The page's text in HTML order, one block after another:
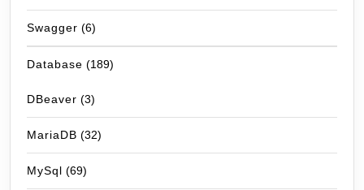
Swagger (6)
Database (189)
DBeaver (3)
MariaDB (32)
MySql (69)